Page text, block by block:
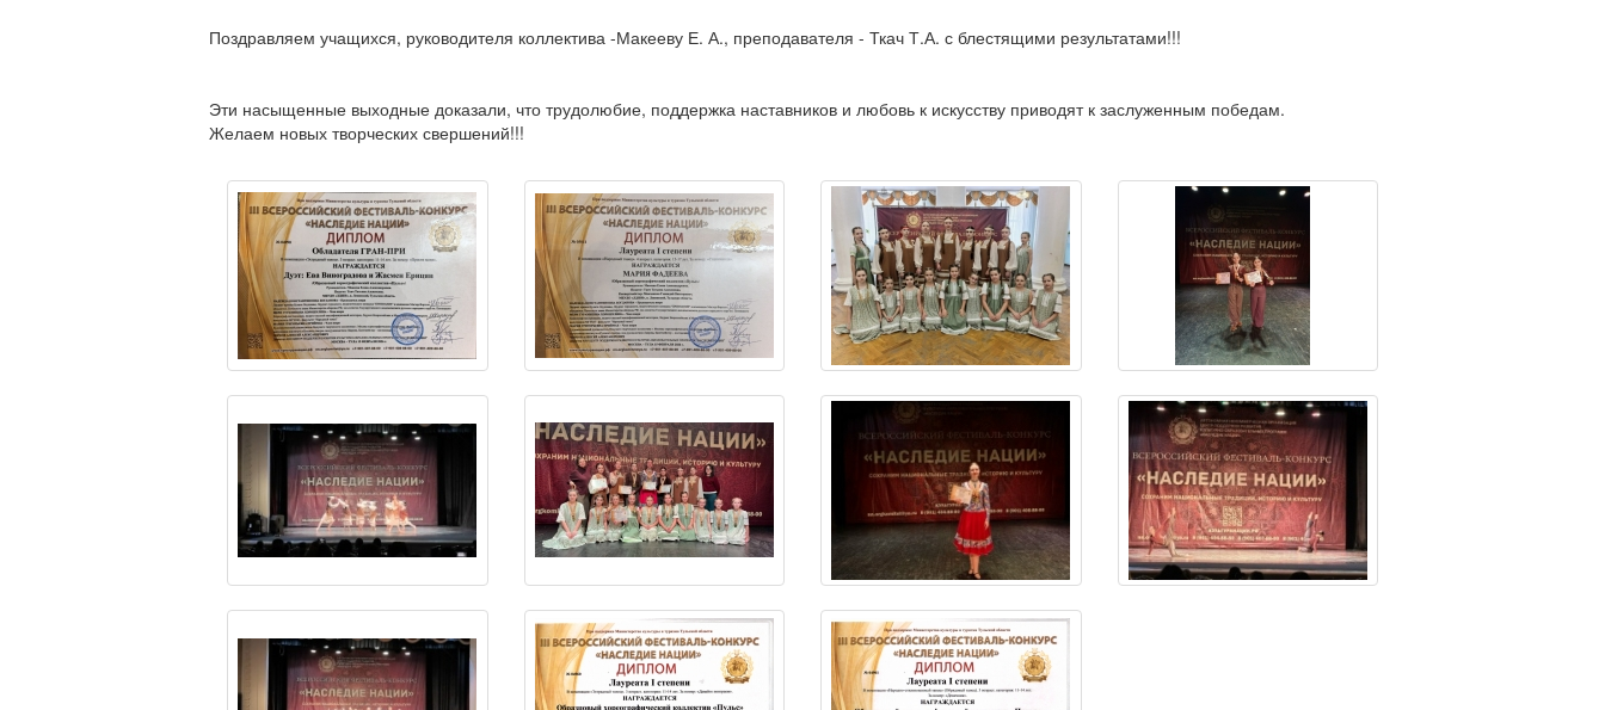
Поздравляем учащихся, руководителя коллектива -Макееву Е. А., преподавателя - Ткач Т.А. с блестящими результатами!!!
Эти насыщенные выходные доказали, что трудолюбие, поддержка наставников и любовь к искусству приводят к заслуженным победам.
Желаем новых творческих свершений!!!